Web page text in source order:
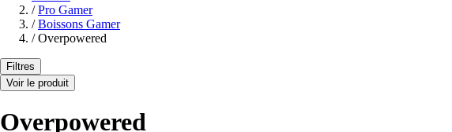
/ Pro Gamer
/ Boissons Gamer
/ Overpowered
Filtres
Voir le produit
Overpowered